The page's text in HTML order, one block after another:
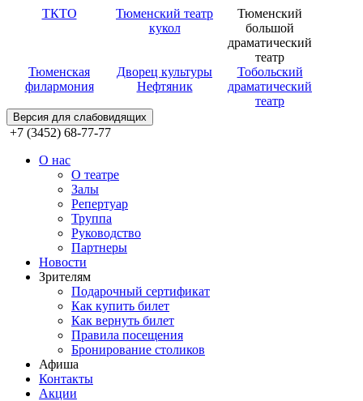
ТКТО
Тюменский театр
кукол
Тюменский
большой
драматический
театр
Тюменская
филармония
Дворец культуры
Нефтяник
Тобольский
драматический
театр
Версия для слабовидящих
+7 (3452) 68-77-77
О нас
О театре
Залы
Репертуар
Труппа
Руководство
Партнеры
Новости
Зрителям
Подарочный сертификат
Как купить билет
Как вернуть билет
Правила посещения
Бронирование столиков
Афиша
Контакты
Акции